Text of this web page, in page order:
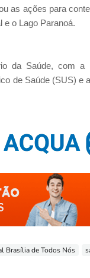
as ações para
e o Lago Paranoá.
da Saúde, com
de Saúde (SUS) e
Brasília de Todos Nós